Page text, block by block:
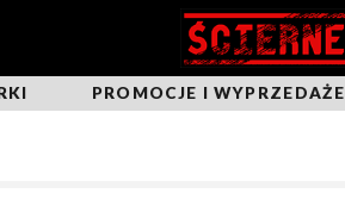
PROMOCJE I WYPRZEDAŻE